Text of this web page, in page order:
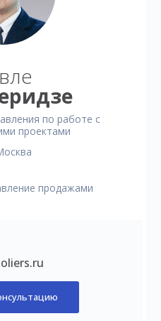
по работе с
проектами
продажами